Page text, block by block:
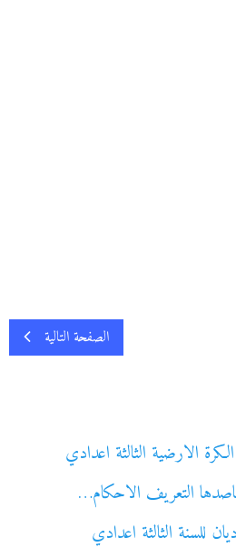
الصفحة التالية
الارضية الثالثة اعدادي
التعريف الاحكام…
للسنة الثالثة اعدادي